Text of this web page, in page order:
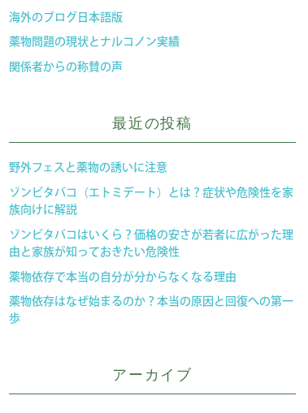
海外のブログ日本語版
薬物問題の現状とナルコノン実績
関係者からの称賛の声
最近の投稿
野外フェスと薬物の誘いに注意
ゾンビタバコ（エトミデート）とは？症状や危険性を家
族向けに解説
ゾンビタバコはいくら？価格の安さが若者に広がった理
由と家族が知っておきたい危険性
薬物依存で本当の自分が分からなくなる理由
薬物依存はなぜ始まるのか？本当の原因と回復への第一
歩
アーカイブ